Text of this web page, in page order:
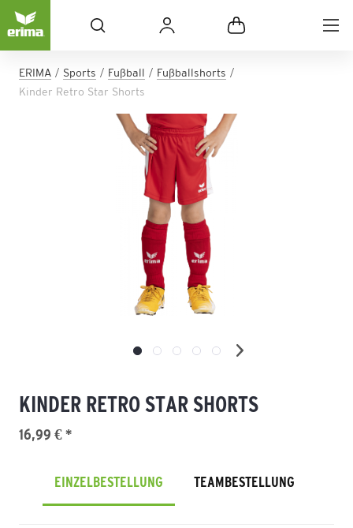
ERIMA Sports Fußball
Fußballshorts
Kinder Retro Star Shorts
KINDER RETRO STAR SHORTS
16,99 € *
EINZELBESTELLUNG TEAMBESTELLUNG